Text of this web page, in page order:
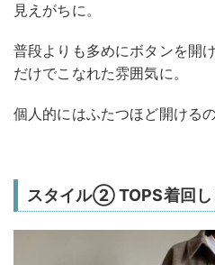
見えがちに。
普段よりも多めにボタンを開
だけでこなれた雰囲気に。
個人的にはふたつほど開ける
スタイル② TOPS着回し